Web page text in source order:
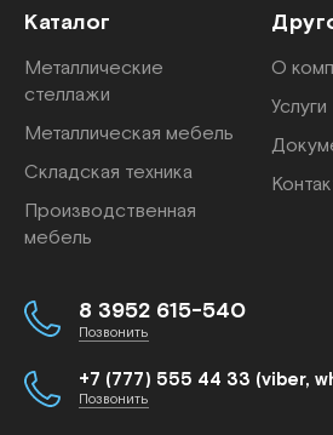
Каталог
Металлические
стеллажи
Металлическая мебель
Складская техника
Производственная
мебель
О
Услуги
8 3952 615-540
Позвонить
+7 (777) 555 44 33 (viber,
Позвонить